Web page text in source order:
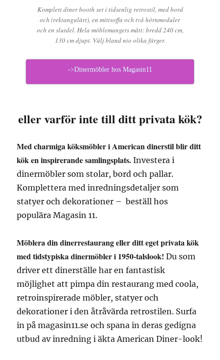
Komplett diner booth set i tidsenlig retrostil, med bord
och (rektangulärt), en mittsoffa och två hörnmoduler
och en slutdel. Hela möblemangets mått: bredd 240 cm,
130 cm djupt. Välj bland nio olika färger.
->Dinermöbler hos Magasin11
eller varför inte till ditt privata kök?
Med charmiga köksmöbler i American dinerstil blir ditt
kök en inspirerande samlingsplats. Investera i
dinermöbler som stolar, bord och pallar.
Komplettera med inredningsdetaljer som
statyer och dekorationer – beställ hos
populära Magasin 11.
Möblera din dinerrestaurang eller ditt eget privata kök
med tidstypiska dinermöbler i 1950-talslook!Du som
driver ett dinerställe har en fantastisk
möjlighet att pimpa din restaurang med coola,
retroinspirerade möbler, statyer och
dekorationer i den åtråvärda retrostilen. Surfa
in på magasin11.se och spana in deras gedigna
utbud av inredning i äkta American Diner-look!